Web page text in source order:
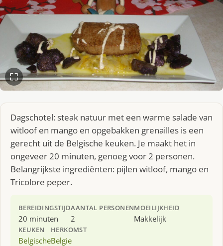
Dagschotel: steak natuur met een warme salade van
witloof en mango en opgebakken grenailles is een
gerecht uit de Belgische keuken. Je maakt het in
ongeveer 20 minuten, genoeg voor 2 personen.
Belangrijkste ingrediënten: pijlen witloof, mango en
Tricolore peper.
BEREIDINGSTIJD
20 minuten
AANTAL PERSONEN
2
MOEILIJKHEID
Makkelijk
KEUKEN
Belgische
HERKOMST
Belgie